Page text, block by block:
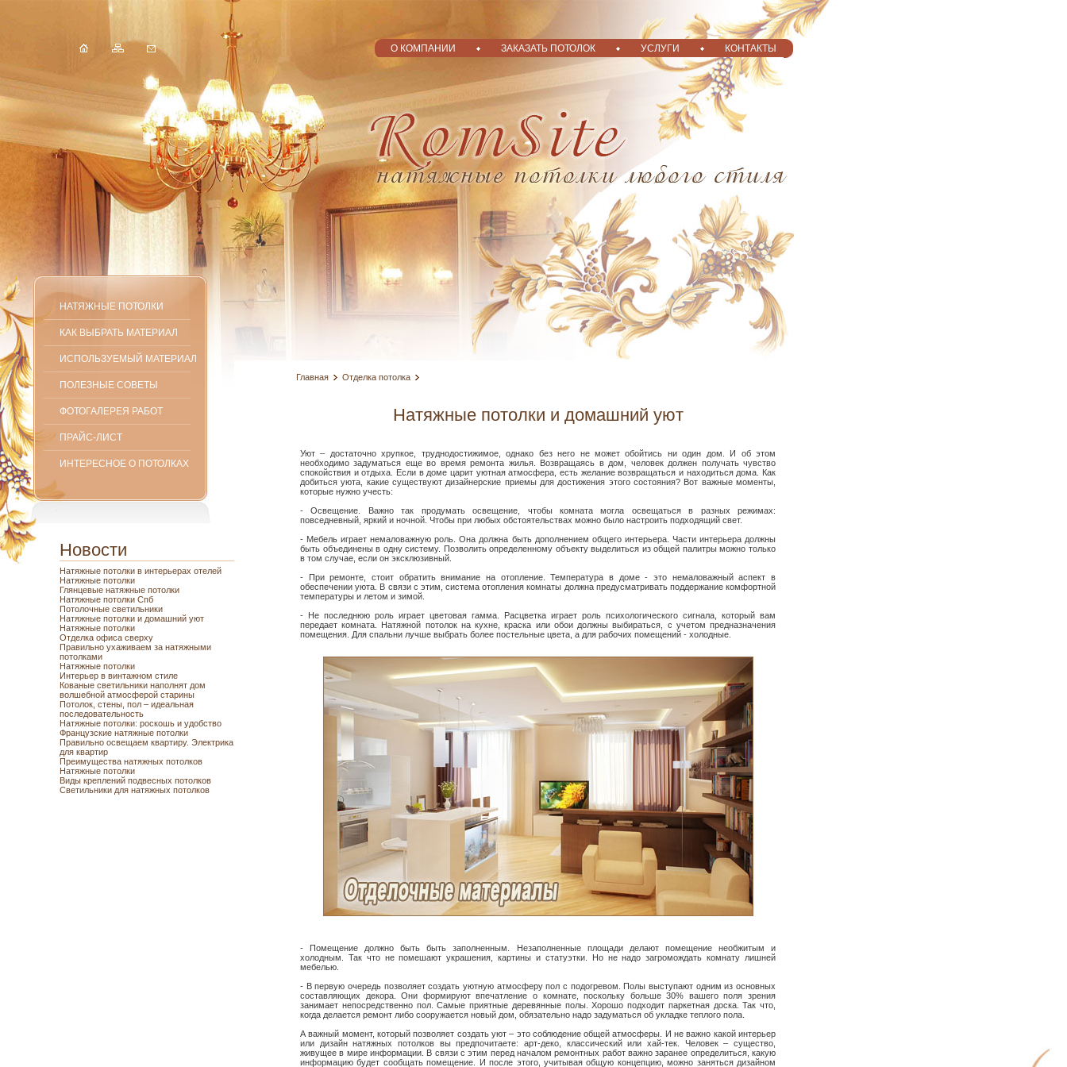
О КОМПАНИИ ЗАКАЗАТЬ ПОТОЛОК УСЛУГИ КОНТАКТЫ
НАТЯЖНЫЕ ПОТОЛКИ
КАК ВЫБРАТЬ МАТЕРИАЛ
ИСПОЛЬЗУЕМЫЙ МАТЕРИАЛ
ПОЛЕЗНЫЕ СОВЕТЫ
ФОТОГАЛЕРЕЯ РАБОТ
ПРАЙС-ЛИСТ
ИНТЕРЕСНОЕ О ПОТОЛКАХ
Новости
Натяжные потолки в интерьерах отелей
Натяжные потолки
Глянцевые натяжные потолки
Натяжные потолки Спб
Потолочные светильники
Натяжные потолки и домашний уют
Натяжные потолки
Отделка офиса сверху
Правильно ухаживаем за натяжными
потолками
Натяжные потолки
Интерьер в винтажном стиле
Кованые светильники наполнят дом
волшебной атмосферой старины
Потолок, стены, пол – идеальная
последовательность
Натяжные потолки: роскошь и удобство
Французские натяжные потолки
Правильно освещаем квартиру. Электрика
для квартир
Преимущества натяжных потолков
Натяжные потолки
Виды креплений подвесных потолков
Светильники для натяжных потолков
Главная Отделка потолка
Натяжные потолки и домашний уют
Уют – достаточно хрупкое, труднодостижимое, однако без него не может обойтись ни один дом. И об этом
необходимо задуматься еще во время ремонта жилья. Возвращаясь в дом, человек должен получать чувство
спокойствия и отдыха. Если в доме царит уютная атмосфера, есть желание возвращаться и находиться дома. Как
добиться уюта, какие существуют дизайнерские приемы для достижения этого состояния? Вот важные моменты,
которые нужно учесть:
- Освещение. Важно так продумать освещение, чтобы комната могла освещаться в разных режимах:
повседневный, яркий и ночной. Чтобы при любых обстоятельствах можно было настроить подходящий свет.
- Мебель играет немаловажную роль. Она должна быть дополнением общего интерьера. Части интерьера должны
быть объединены в одну систему. Позволить определенному объекту выделиться из общей палитры можно только
в том случае, если он эксклюзивный.
- При ремонте, стоит обратить внимание на отопление. Температура в доме - это немаловажный аспект в
обеспечении уюта. В связи с этим, система отопления комнаты должна предусматривать поддержание комфортной
температуры и летом и зимой.
- Не последнюю роль играет цветовая гамма. Расцветка играет роль психологического сигнала, который вам
передает комната. Натяжной потолок на кухне, краска или обои должны выбираться, с учетом предназначения
помещения. Для спальни лучше выбрать более постельные цвета, а для рабочих помещений - холодные.
- Помещение должно быть быть заполненным. Незаполненные площади делают помещение необжитым и
холодным. Так что не помешают украшения, картины и статуэтки. Но не надо загромождать комнату лишней
мебелью.
- В первую очередь позволяет создать уютную атмосферу пол с подогревом. Полы выступают одним из основных
составляющих декора. Они формируют впечатление о комнате, поскольку больше 30% вашего поля зрения
занимает непосредственно пол. Самые приятные деревянные полы. Хорошо подходит паркетная доска. Так что,
когда делается ремонт либо сооружается новый дом, обязательно надо задуматься об укладке теплого пола.
А важный момент, который позволяет создать уют – это соблюдение общей атмосферы. И не важно какой интерьер
или дизайн натяжных потолков вы предпочитаете: арт-деко, классический или хай-тек. Человек – существо,
живущее в мире информации. В связи с этим перед началом ремонтных работ важно заранее определиться, какую
информацию будет сообщать помещение. И после этого, учитывая общую концепцию, можно заняться дизайном